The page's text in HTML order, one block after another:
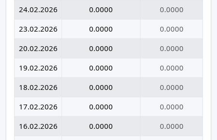
24.02.2026
0.0000
0.0000
23.02.2026
0.0000
0.0000
20.02.2026
0.0000
0.0000
19.02.2026
0.0000
0.0000
18.02.2026
0.0000
0.0000
17.02.2026
0.0000
0.0000
16.02.2026
0.0000
0.0000